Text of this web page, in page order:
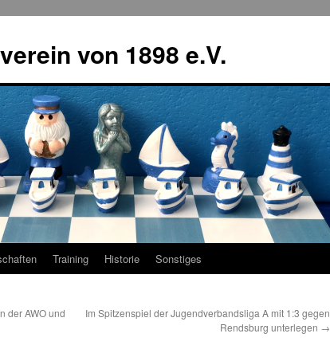
von 1898 e.V.
Training Historie Sonstiges
der AWO und
Im Spitzenspiel der Jugendverbandsliga A mit 1:3 gegen
Rendsburg unterlegen →